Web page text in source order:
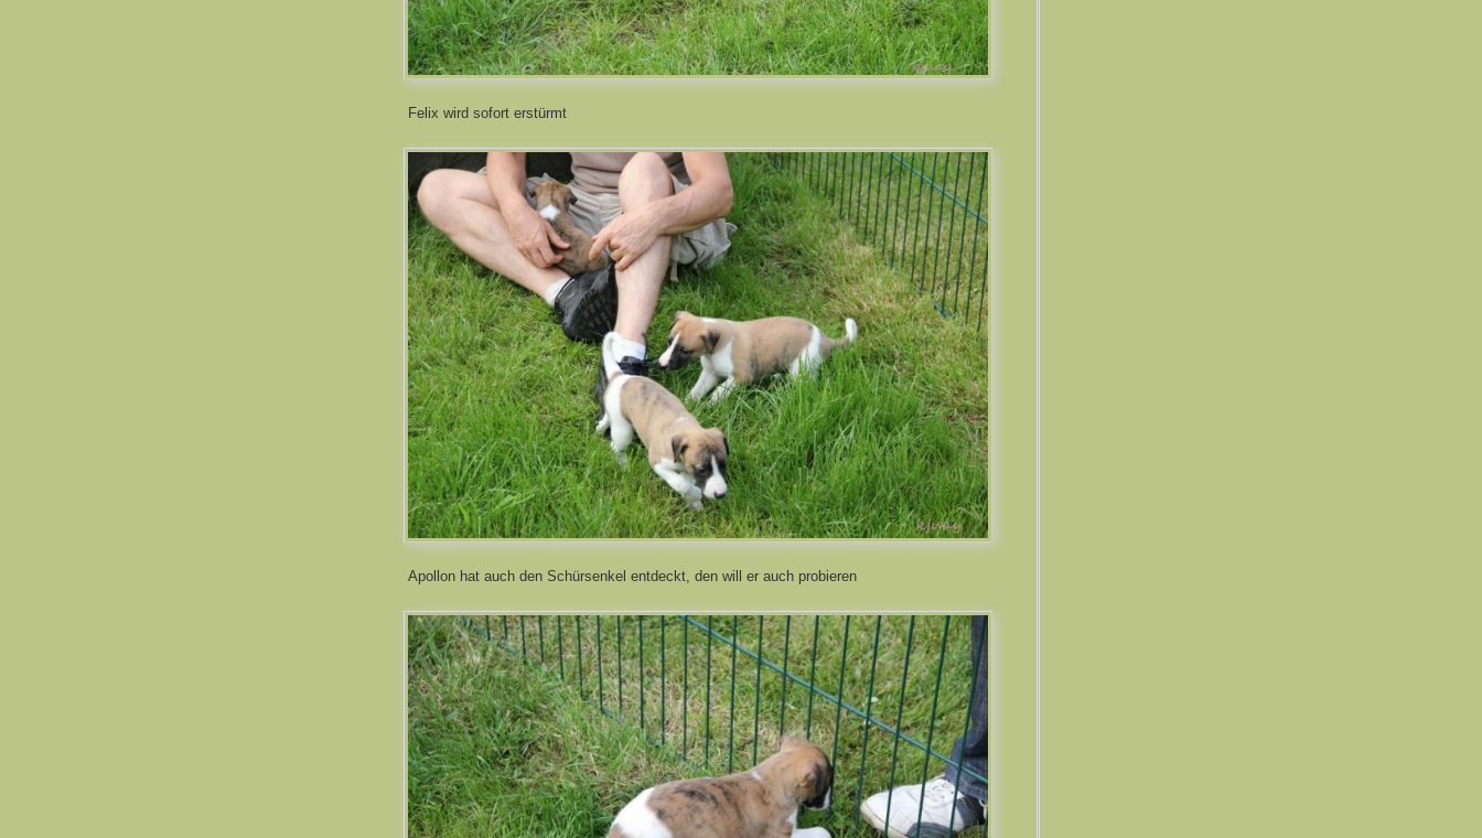
Felix wird sofort erstürmt
Apollon hat auch den Schürsenkel entdeckt, den will er auch probieren